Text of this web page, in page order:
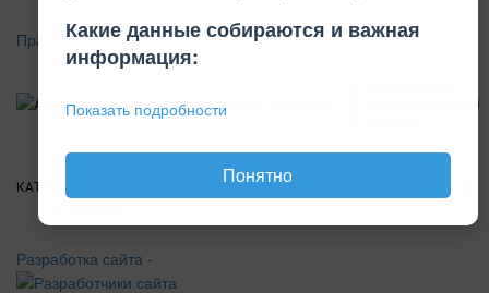
Правила возврата
КОНСТРУКЦИОННЫЙ
КАТАЛОГ ВАКАНСИИ
Разработка сайта -
Какие данные собираются и важная
информация:
Показать подробности
Понятно